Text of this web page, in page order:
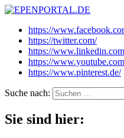
EPENPORTAL.DE
Epische News aus Politik,
https://
https://twitter.com/
https://
https://
https://www.pinterest.de/
Suche nach:
Sie sind hier: